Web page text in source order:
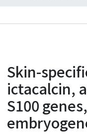
Statistics
Skin-
ictacalcin,
S100